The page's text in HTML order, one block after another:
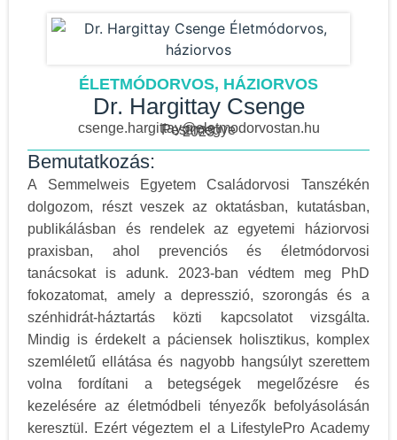
ÉLETMÓDORVOS, HÁZIORVOS
Dr. Hargittay Csenge
csenge.hargittay@eletmodorvostan.hu
Pest megye
2023
Bemutatkozás:
A Semmelweis Egyetem Családorvosi Tanszékén
dolgozom, részt veszek az oktatásban, kutatásban,
publikálásban és rendelek az egyetemi háziorvosi
praxisban, ahol prevenciós és életmódorvosi
tanácsokat is adunk. 2023-ban védtem meg PhD
fokozatomat, amely a depresszió, szorongás és a
szénhidrát-háztartás közti kapcsolatot vizsgálta.
Mindig is érdekelt a páciensek holisztikus, komplex
szemléletű ellátása és nagyobb hangsúlyt szerettem
volna fordítani a betegségek megelőzésre és
kezelésére az életmódbeli tényezők befolyásolásán
keresztül. Ezért végeztem el a LifestylePro Academy